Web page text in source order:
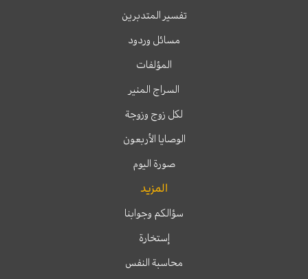
تفسير المتدبرين
مسائل وردود
المؤلفات
السراج المنير
لكل زوج وزوجة
الوصايا الأربعون
صورة اليوم
المزيد
سؤالكم وجوابنا
إستخارة
محاسبة النفس